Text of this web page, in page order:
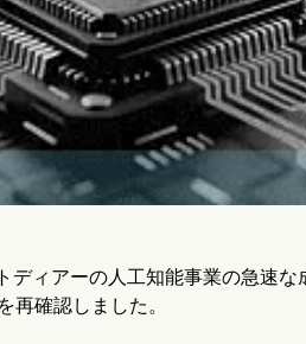
ディアーの人工知能事業の急速
確認しました。